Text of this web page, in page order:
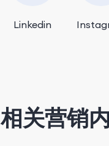
Linkedin
相关营销